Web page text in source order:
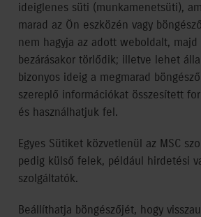
ideiglenes süti (munkamenetsüti),
marad az Ön eszközén vagy
nem hagyja az adott weboldalt, majd
bezárásakor törlődik; illetve lehet
bizonyos ideig a megmarad
szereplő információkat összesített
és használhatjuk fel.
Egyes Sütiket közvetlenül az MSC
pedig külső felek, például hirdetési
szolgáltatók.
Beállíthatja böngészőjét, hogy